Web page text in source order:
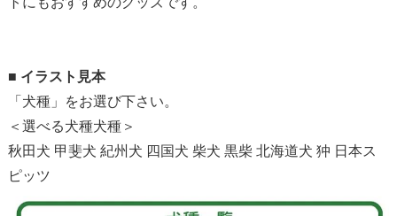
■ イラスト見本
「犬種」をお選び下さい。
＜選べる犬種犬種＞
秋田犬 甲斐犬 紀州犬 四国犬 柴犬 黒柴 北海道犬 狆 日本ス
ピッツ